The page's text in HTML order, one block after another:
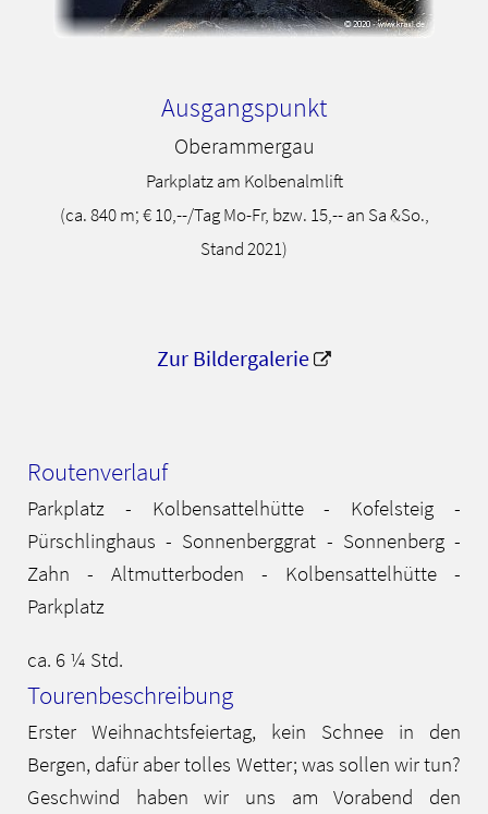
Ausgangspunkt
Oberammergau
Parkplatz am Kolbenalmlift
(ca. 840 m; € 10,--/Tag Mo-Fr, bzw. 15,-- an Sa &So.,
Stand 2021)
Zur Bildergalerie
Routenverlauf
Parkplatz - Kolbensattelhütte - Kofelsteig -
Pürschlinghaus - Sonnenberggrat - Sonnenberg -
Zahn - Altmutterboden - Kolbensattelhütte -
Parkplatz
ca. 6 ¼ Std.
Tourenbeschreibung
Erster Weihnachtsfeiertag, kein Schnee in den
Bergen, dafür aber tolles Wetter; was sollen wir tun?
Geschwind haben wir uns am Vorabend den